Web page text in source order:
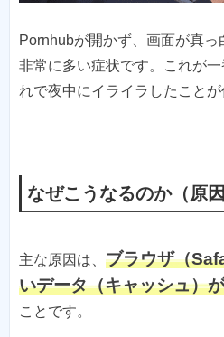
Pornhubが開かず、画面が真
非常に多い症状です。これが
れで夜中にイライラしたことが
なぜこうなるのか（原因
主な原因は、 ブラウザ（
いデータ（キャッシュ）
ことです。